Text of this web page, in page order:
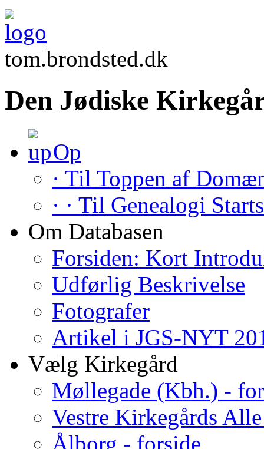
tom.brondsted.dk
Den Jødiske
Op
· Til Toppen af
· · Til Genealogi
Om Databasen
Forsiden: Kort
Udførlig Beskrivelse
Fotografer
Artikel i JGS-NYT
Vælg Kirkegård
Møllegade (Kbh.) -
Vestre Kirkegårds
Ålborg - forside